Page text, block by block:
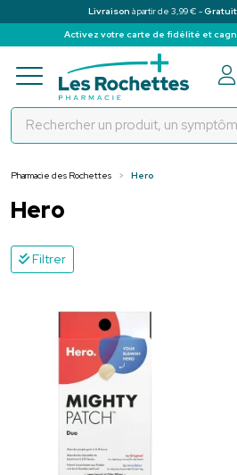
Livraison à partir de 3,99 € -
Activez votre carte de fidélité et
Pharmacie des Rochettes Hero
Hero
Filtrer